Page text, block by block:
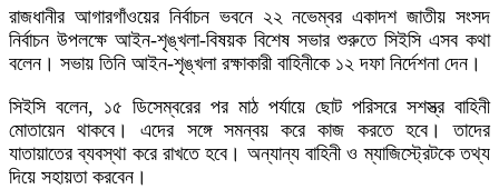
রাজধানীর আগারগাঁওয়ের নির্বাচন ভবনে ২২ নভেম্বর একাদশ জাতীয় সংসদ
নির্বাচন উপলক্ষে আইন-শৃঙ্খলা-বিষয়ক বিশেষ সভার শুরুতে সিইসি এসব কথা
বলেন। সভায় তিনি আইন-শৃঙ্খলা রক্ষাকারী বাহিনীকে ১২ দফা নির্দেশনা দেন।
সিইসি বলেন, ১৫ ডিসেম্বরের পর মাঠ পর্যায়ে ছোট পরিসরে সশস্ত্র বাহিনী
মোতায়েন থাকবে। এদের সঙ্গে সমন্বয় করে কাজ করতে হবে। তাদের
যাতায়াতের ব্যবস্থা করে রাখতে হবে। অন্যান্য বাহিনী ও ম্যাজিস্ট্রেটকে তথ্য
দিয়ে সহায়তা করবেন।